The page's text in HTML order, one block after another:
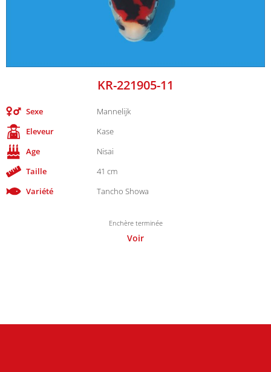
KR-221905-11
Sexe
Mannelijk
Eleveur
Kase
Age
Nisai
Taille
41 cm
Variété
Tancho Showa
Enchère terminée
Voir